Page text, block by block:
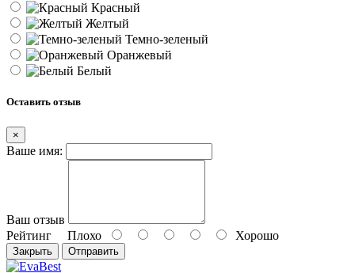
Красный
Желтый
Темно-зеленый
Оранжевый
Белый
Оставить отзыв
×
Ваше имя:
Ваш отзыв
Рейтинг Плохо Хорошо
Закрыть Отправить